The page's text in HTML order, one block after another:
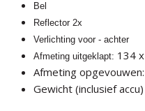
Bel
Reflector 2x
Verlichting voor - achter
Afmeting uitgeklapt: 134
Afmeting
Gewicht (inclusief